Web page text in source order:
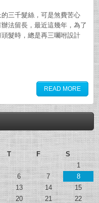
三千髮絲，可是煞費苦心
法留長，最近這幾年，為了
髮時，總是再三囑咐設計
READ MORE
T F
S
1
6 7
8
13 14
15
20 21
22